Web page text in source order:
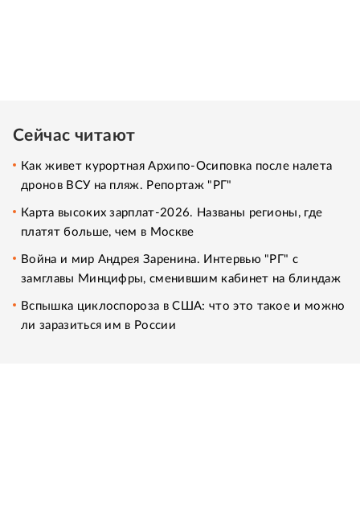
Сейчас читают
Как живет курортная Архипо-Осиповка после налета
дронов ВСУ на пляж. Репортаж "РГ"
Карта высоких зарплат-2026. Названы регионы, где
платят больше, чем в Москве
Война и мир Андрея Заренина. Интервью "РГ" с
замглавы Минцифры, сменившим кабинет на блиндаж
Вспышка циклоспороза в США: что это такое и можно
ли заразиться им в России